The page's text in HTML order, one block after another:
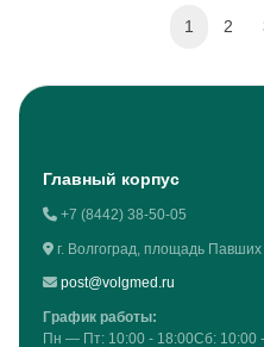
1(current)
2
Blocks
Главный корпус
+7 (8442) 38-50-05
г. Волгоград, площадь Павших
post@volgmed.ru
График работы:
Пн — Пт: 10:00 - 18:00Сб: 10:00